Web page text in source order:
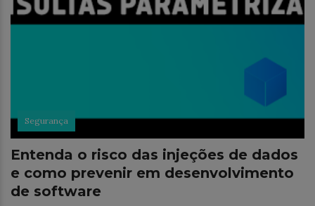
Segurança
Entenda o risco das injeções de dados
e como prevenir em desenvolvimento
de software